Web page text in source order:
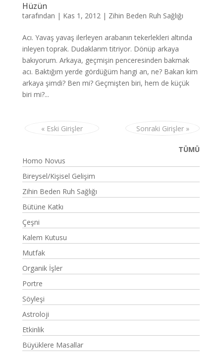
Hüzün
tarafından | Kas 1, 2012| Zihin Beden Ruh Sağlığı
Acı. Yavaş yavaş ilerleyen arabanın tekerlekleri altında
inleyen toprak. Dudaklarım titriyor. Dönüp arkaya
bakıyorum. Arkaya, geçmişin penceresinden bakmak
acı. Baktığım yerde gördüğüm hangi an, ne? Bakan kim
arkaya şimdi? Ben mi? Geçmişten biri, hem de küçük
biri mi?...
« Eski Girişler Sonraki Girişler »
TÜMÜ
Homo Novus
Bireysel/Kişisel Gelişim
Zihin Beden Ruh Sağlığı
Bütüne Katkı
Çeşni
Kalem Kutusu
Mutfak
Organik İşler
Portre
Söyleşi
Astroloji
Etkinlik
Büyüklere Masallar